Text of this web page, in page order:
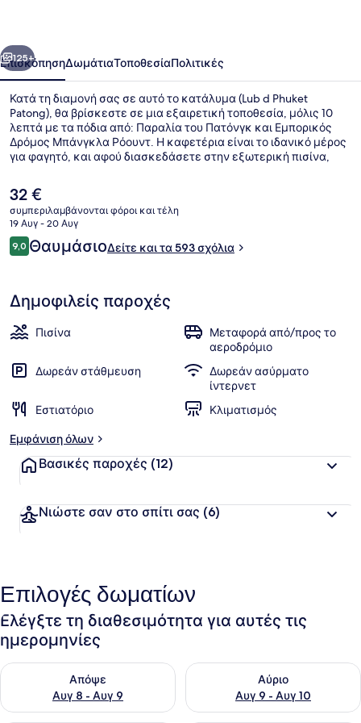
Επόμενο
125+
ΕπισκόπησηΔωμάτιαΤοποθεσίαΠολιτικές
Κατά τη διαμονή σας σε αυτό το κατάλυμα (Lub d Phuket
Patong), θα βρίσκεστε σε μια εξαιρετική τοποθεσία, μόλις 10
λεπτά με τα πόδια από: Παραλία του Πατόνγκ και Εμπορικός
Δρόμος Μπάνγκλα Ρόουντ. Η καφετέρια είναι το ιδανικό μέρος
για φαγητό, και αφού διασκεδάσετε στην εξωτερική πισίνα,
βρείτε ακόμη μπαρ με σνακ/ντελικατέσεν και βεράντα.
Η
τρέχουσα
τιμή
είναι
32 €
32 €
συμπεριλαμβάνονται φόροι και τέλη
19 Αυγ - 20 Αυγ
Σχόλια
9,09,0 στα 10
ΘαυμάσιοΔείτε και τα 593 σχόλια
Δημοφιλείς παροχές
Πισίνα
Μεταφορά από/προς το
αεροδρόμιο
Δωρεάν στάθμευση
Δωρεάν ασύρματο
ίντερνετ
Εστιατόριο
Κλιματισμός
Εμφάνιση όλων
Βασικές παροχές (12)
Νιώστε σαν στο σπίτι σας (6)
Επιλογές δωματίων
Ελέγξτε τη διαθεσιμότητα για αυτές τις
ημερομηνίες
Απόψε
Αυγ 8 - Αυγ 9
Έλεγχος διαθεσιμότητας για απόψε Αυγ 8 - Αυγ 9
Αύριο
Αυγ 9 - Αυγ 10
Έλεγχος διαθεσιμότητας